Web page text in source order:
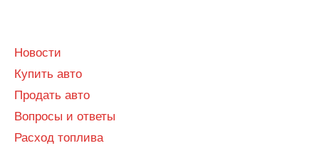
Новости
Купить авто
Продать авто
Вопросы и ответы
Расход топлива